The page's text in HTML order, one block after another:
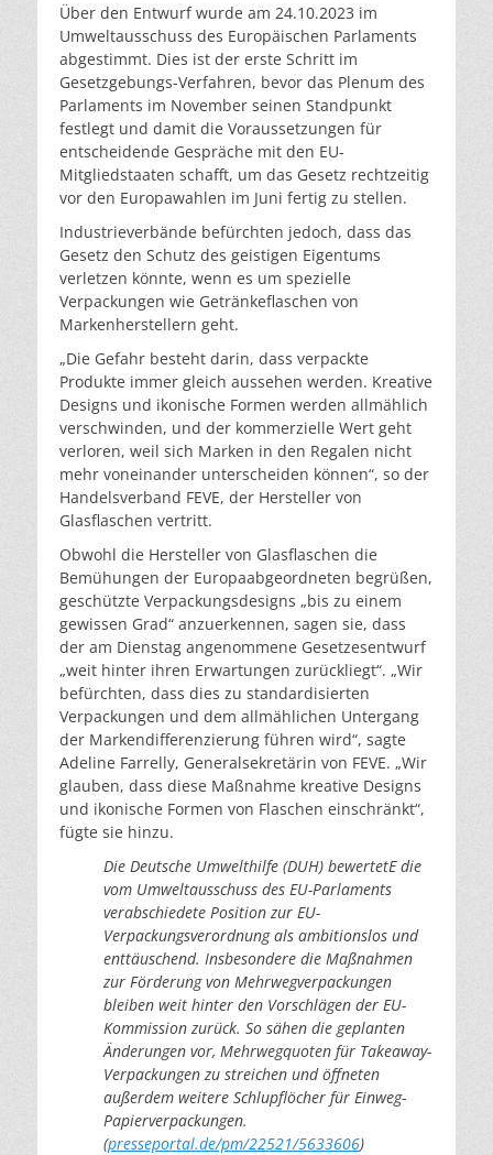
Über den Entwurf wurde am 24.10.2023 im
Umweltausschuss des Europäischen Parlaments
abgestimmt. Dies ist der erste Schritt im
Gesetzgebungs-Verfahren, bevor das Plenum des
Parlaments im November seinen Standpunkt
festlegt und damit die Voraussetzungen für
entscheidende Gespräche mit den EU-
Mitgliedstaaten schafft, um das Gesetz rechtzeitig
vor den Europawahlen im Juni fertig zu stellen.
Industrieverbände befürchten jedoch, dass das
Gesetz den Schutz des geistigen Eigentums
verletzen könnte, wenn es um spezielle
Verpackungen wie Getränkeflaschen von
Markenherstellern geht.
„Die Gefahr besteht darin, dass verpackte
Produkte immer gleich aussehen werden. Kreative
Designs und ikonische Formen werden allmählich
verschwinden, und der kommerzielle Wert geht
verloren, weil sich Marken in den Regalen nicht
mehr voneinander unterscheiden können“, so der
Handelsverband FEVE, der Hersteller von
Glasflaschen vertritt.
Obwohl die Hersteller von Glasflaschen die
Bemühungen der Europaabgeordneten begrüßen,
geschützte Verpackungsdesigns „bis zu einem
gewissen Grad“ anzuerkennen, sagen sie, dass
der am Dienstag angenommene Gesetzesentwurf
„weit hinter ihren Erwartungen zurückliegt“. „Wir
befürchten, dass dies zu standardisierten
Verpackungen und dem allmählichen Untergang
der Markendifferenzierung führen wird“, sagte
Adeline Farrelly, Generalsekretärin von FEVE. „Wir
glauben, dass diese Maßnahme kreative Designs
und ikonische Formen von Flaschen einschränkt“,
fügte sie hinzu.
Die Deutsche Umwelthilfe (DUH) bewertetE die
vom Umweltausschuss des EU-Parlaments
verabschiedete Position zur EU-
Verpackungsverordnung als ambitionslos und
enttäuschend. Insbesondere die Maßnahmen
zur Förderung von Mehrwegverpackungen
bleiben weit hinter den Vorschlägen der EU-
Kommission zurück. So sähen die geplanten
Änderungen vor, Mehrwegquoten für Takeaway-
Verpackungen zu streichen und öffneten
außerdem weitere Schlupflöcher für Einweg-
Papierverpackungen.
(presseportal.de/pm/22521/5633606)